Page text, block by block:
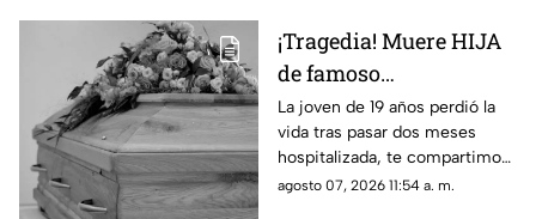
¡Tragedia! Muere HIJA
de famoso
COMEDIANTE
mexicano a los 19 años
en su vivienda; esto se
sabe
La joven de 19 años perdió la
vida tras pasar dos meses
hospitalizada, te compartimos
lo que se sabe de su muerte.
agosto 07, 2026 11:54 a. m.